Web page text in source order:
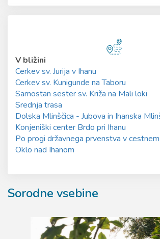
V bližini
Cerkev sv. Jurija v Ihanu
Cerkev sv. Kunigunde na Taboru
Samostan sester sv. Križa na Mali loki
Srednja trasa
Dolska Mlinščica - Jubova in Ihanska
Konjeniški center Brdo pri Ihanu
Po progi državnega prvenstva v
Oklo nad Ihanom
Sorodne vsebine